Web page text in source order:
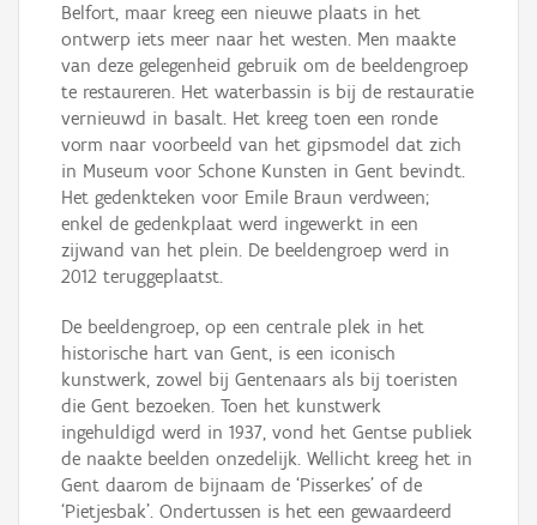
Belfort, maar kreeg een nieuwe plaats in het
ontwerp iets meer naar het westen. Men maakte
van deze gelegenheid gebruik om de beeldengroep
te restaureren. Het waterbassin is bij de restauratie
vernieuwd in basalt. Het kreeg toen een ronde
vorm naar voorbeeld van het gipsmodel dat zich
in Museum voor Schone Kunsten in Gent bevindt.
Het gedenkteken voor Emile Braun verdween;
enkel de gedenkplaat werd ingewerkt in een
zijwand van het plein. De beeldengroep werd in
2012 teruggeplaatst.
De beeldengroep, op een centrale plek in het
historische hart van Gent, is een iconisch
kunstwerk, zowel bij Gentenaars als bij toeristen
die Gent bezoeken. Toen het kunstwerk
ingehuldigd werd in 1937, vond het Gentse publiek
de naakte beelden onzedelijk. Wellicht kreeg het in
Gent daarom de bijnaam de ‘Pisserkes’ of de
‘Pietjesbak’. Ondertussen is het een gewaardeerd